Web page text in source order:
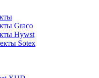
Graco
Hywst
Sotex